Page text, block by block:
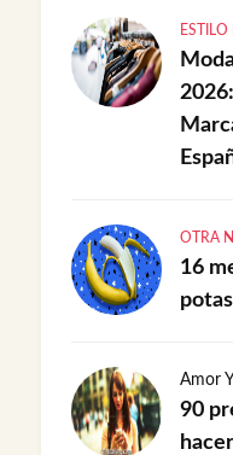
OTRA
16
Amor
90